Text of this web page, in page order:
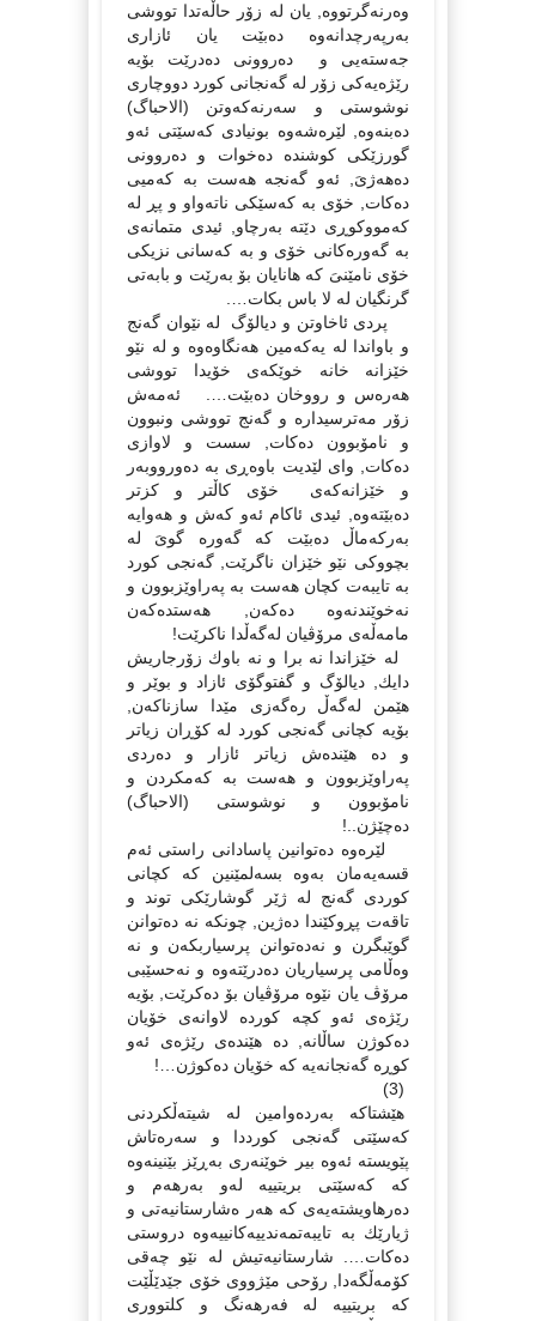
وەرنەگرتووە, یان لە زۆر حاڵەتدا تووشى
بەرپەرچدانەوە دەبێت یان ئازارى
جەستەیى و دەروونى دەدرێت بۆیە
رێژەیەكى زۆر لە گەنجانى كورد دووچارى
نوشوستى و سەرنەكەوتن (الاحباگ)
دەبنەوە, لێرەشەوە بونیادى كەسێتى ئەو
گورزێكى كوشندە دەخوات و دەروونى
دەهەژىَ, ئەو گەنجە هەست بە كەمیی
دەكات, خۆى بە كەسێكى ناتەواو و پڕ لە
كەمووكوڕى دێتە بەرچاو, ئیدى متمانەى
بە گەورەكانى خۆى و بە كەسانى نزیكى
خۆى نامێنىَ كە هانایان بۆ بەرێت و بابەتى
گرنگیان لە لا باس بكات….
پردى ئاخاوتن و دیالۆگ لە نێوان گەنج
و باواندا لە یەكەمین هەنگاوەوە و لە نێو
خێزانە خانە خوێكەى خۆیدا تووشى
هەرەس و رووخان دەبێت…. ئەمەش
زۆر مەترسیدارە و گەنج تووشى ونبوون
و نامۆبوون دەكات, سست و لاوازى
دەكات, وای لێدیت باوەڕى بە دەورووبەر
و خێزانەكەى خۆى كاڵتر و كزتر
دەبێتەوە, ئیدى ئاكام ئەو كەش و هەوایە
بەركەماڵ دەبێت كە گەورە گوىَ لە
بچووكى نێو خێزان ناگرێت, گەنجى كورد
بە تایبەت كچان هەست بە پەراوێزبوون و
نەخوێندنەوە دەكەن, هەستدەكەن
مامەڵەى مرۆڤیان لەگەڵدا ناكرێت!
لە خێزاندا نە برا و نە باوك زۆرجاریش
دایك, دیالۆگ و گفتوگۆى ئازاد و بوێر و
هێمن لەگەڵ رەگەزى مێدا سازناكەن,
بۆیە كچانى گەنجى كورد لە كۆڕان زیاتر
و دە هێندەش زیاتر ئازار و دەردى
پەراوێزبوون و هەست بە كەمكردن و
نامۆبوون و نوشوستى (الاحباگ)
دەچێژن..!
لێرەوە دەتوانین پاسادانى راستى ئەم
قسەیەمان بەوە بسەلمێنین كە كچانى
كوردى گەنج لە ژێر گوشارێكى توند و
تاقەت پڕوكێندا دەژین, چونكە نە دەتوانن
گوێبگرن و نەدەتوانن پرسیاربكەن و نە
وەڵامى پرسیاریان دەدرێتەوە و نەحسێبى
مرۆڤ یان نێوە مرۆڤیان بۆ دەكرێت, بۆیە
رێژەى ئەو كچە كوردە لاوانەى خۆیان
دەكوژن ساڵانە, دە هێندەى رێژەى ئەو
كوڕە گەنجانەیە كە خۆیان دەكوژن…!
(3)
هێشتاكە بەردەوامین لە شیتەڵكردنى
كەسێتى گەنجى كورددا و سەرەتاش
پێویستە ئەوە بیر خوێنەرى بەڕێز بێنینەوە
كە كەسێتى بریتییە لەو بەرهەم و
دەرهاویشتەیەى كە هەر ەشارستانیەتى و
ژیارێك بە تایبەتمەندییەكانییەوە دروستى
دەكات…. شارستانیەتیش لە نێو چەقى
كۆمەڵگەدا, رۆحى مێژووى خۆى جێدێڵێت
كە بریتییە لە فەرهەنگ و كلتوورى